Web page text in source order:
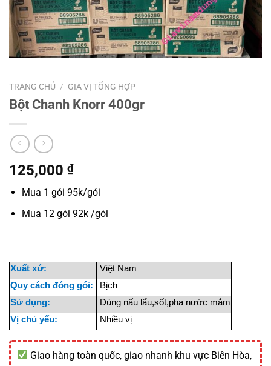
TRANG CHỦ / GIA VỊ TỔNG HỢP
Bột Chanh Knorr 400gr
125,000 ₫
Mua 1 gói 95k/gói
Mua 12 gói 92k /gói
Xuất xứ:
Việt Nam
Quy cách đóng gói:
Bịch
Sử dụng:
Dùng nấu lẩu,sốt,pha nước mắm
Vị chủ yếu:
Nhiều vị
Giao hàng toàn quốc, giao nhanh khu vực Biên Hòa,